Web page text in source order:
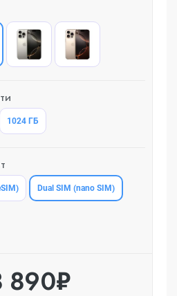
1024 ГБ
Dual SIM (nano SIM)
890₽